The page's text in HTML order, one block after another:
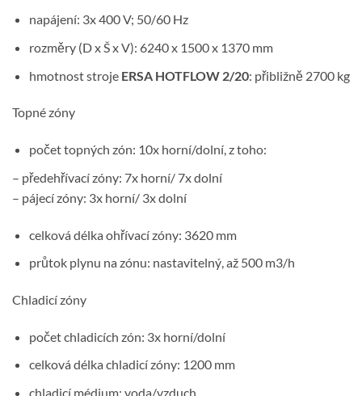
napájení: 3x 400 V; 50/60 Hz
rozměry (D x Š x V): 6240 x 1500 x 1370 mm
hmotnost stroje ERSA HOTFLOW 2/20: přibližně 2700 kg
Topné zóny
počet topných zón: 10x horní/dolní, z toho:
– předehřívací zóny: 7x horní/ 7x dolní
– pájecí zóny: 3x horní/ 3x dolní
celková délka ohřívací zóny: 3620 mm
průtok plynu na zónu: nastavitelný, až 500 m3/h
Chladicí zóny
počet chladicích zón: 3x horní/dolní
celková délka chladicí zóny: 1200 mm
chladicí médium: voda/vzduch